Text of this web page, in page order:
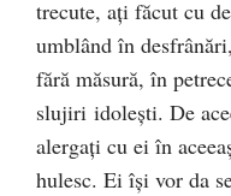
trecute, aţi făcut cu
umblând în
fără măsură, în
slujiri idoleşti. De
alergaţi cu ei în
hulesc. Ei îşi vor da